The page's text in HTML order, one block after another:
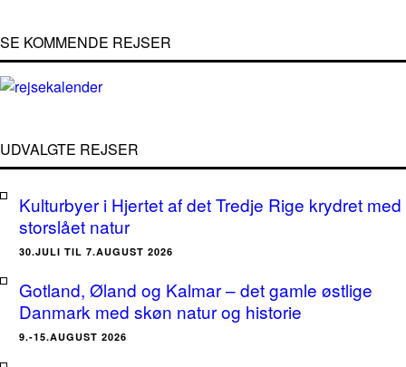
SE KOMMENDE REJSER
UDVALGTE REJSER
Kulturbyer i Hjertet af det Tredje Rige krydret med
storslået natur
30.JULI TIL 7.AUGUST 2026
Gotland, Øland og Kalmar – det gamle østlige
Danmark med skøn natur og historie
9.-15.AUGUST 2026